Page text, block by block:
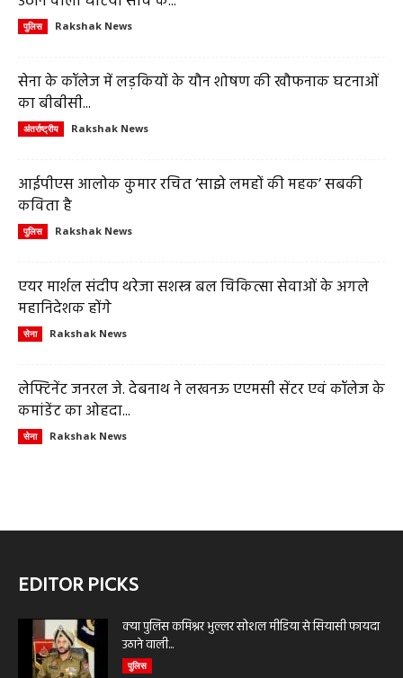
पुलिस Rakshak News
सेना के कॉलेज में लड़कियों के यौन शोषण की खौफनाक घटनाओं
का बीबीसी...
अंतर्राष्ट्रीय Rakshak News
आईपीएस आलोक कुमार रचित ‘साझे लमहों की महक’ सबकी
कविता है
पुलिस Rakshak News
एयर मार्शल संदीप थरेजा सशस्त्र बल चिकित्सा सेवाओं के अगले
महानिदेशक होंगे
सेना Rakshak News
लेफ्टिनेंट जनरल जे. देबनाथ ने लखनऊ एएमसी सेंटर एवं कॉलेज के
कमांडेंट का ओहदा...
सेना Rakshak News
EDITOR PICKS
क्या पुलिस कमिश्नर भुल्लर सोशल मीडिया से सियासी फायदा
उठाने वाली...
पुलिस